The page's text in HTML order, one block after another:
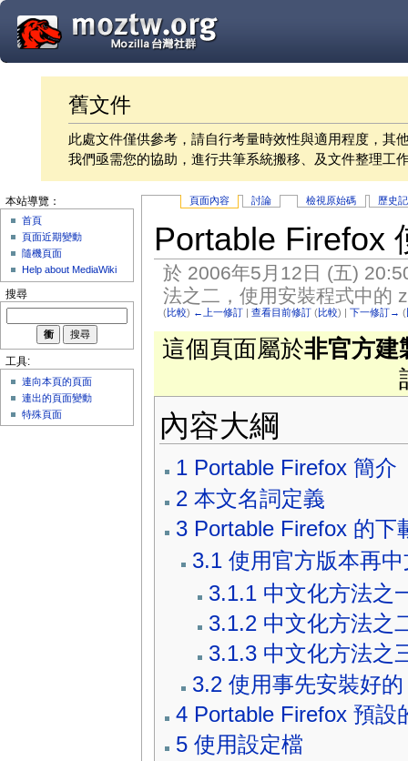
舊文件
此處文件僅供參考，請自行考量時效性與適用程度，其
我們亟需您的協助，進行共筆系統搬移、及文件整理工
頁面內容 討論 檢視原始碼 歷史
Portable Firefox
於 2006年5月12日 (五)
法之二，使用安裝程式中的
(比較) ←上一修訂 |查看目前修訂 (比較) |下一修訂→ (
這個頁面屬於非官方建
內容大綱
1 Portable Firefox 簡介
2 本文名詞定義
3 Portable Firefox 的下
3.1 使用官方版本再
3.1.1 中文化方法之
3.1.2 中文化方法之
3.1.3 中文化方法之
3.2 使用事先安裝好
4 Portable Firefox 預設
5 使用設定檔
本站導覽：
首頁
頁面近期變動
隨機頁面
Help about MediaWiki
搜尋
工具:
連向本頁的頁面
連出的頁面變動
特殊頁面